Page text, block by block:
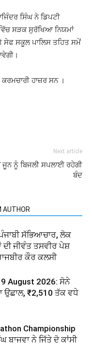
ਸਿੰਘ ਨੇ ਡਿਪਟੀ
ਸੜਕ ਸੁਰੱਖਿਆ ਨਿਯਮਾਂ
ਸੇਫ ਸਕੂਲ ਪਾਲਿਸ ਤਹਿਤ ਸਮੇਂ
ਹਾਜ਼ਰ ਸਨ ।
Next article
ਜੂਨ ਨੂੰ ਬਿਜਲੀ ਸਪਲਾਈ ਰਹੇਗੀ
ਬੰਦ
AUTHOR
ਸੱਭਿਆਚਾਰ, ਲੋਕ
ਦੀ ਜੀਵੰਤ ਤਸਵੀਰ ਪੇਸ਼
ਕੌਰ ਕਲਸੀ
August 2026: ਸੋਨੇ
ਉਛਾਲ, ₹2,510 ਤੱਕ ਵਧੇ
Championship
ਬਾਜਵਾ ਨੇ ਜਿੱਤੇ ਦੋ ਕਾਂਸੀ